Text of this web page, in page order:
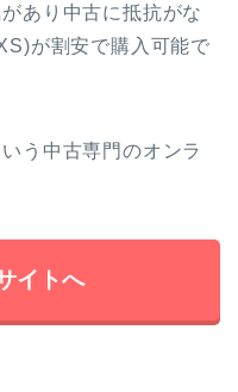
あり中古に抵抗がな
が割安で購入可能で
いう中古専門のオンラ
イトへ